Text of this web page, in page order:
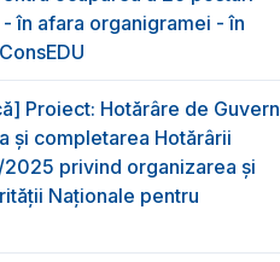
în afara organigramei - în
Proiect: Hotărâre de Guvern
și completarea Hotărârii
2025 privind organizarea şi
Naţionale pentru